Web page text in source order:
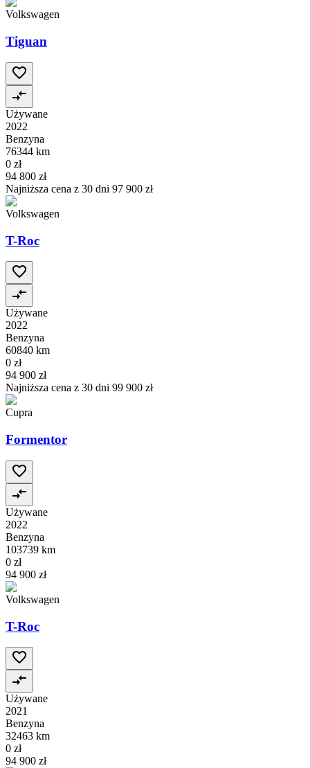
Volkswagen
Tiguan
Używane
2022
Benzyna
76344 km
0 zł
94 800 zł
Najniższa cena z 30 dni 97 900 zł
Volkswagen
T-Roc
Używane
2022
Benzyna
60840 km
0 zł
94 900 zł
Najniższa cena z 30 dni 99 900 zł
Cupra
Formentor
Używane
2022
Benzyna
103739 km
0 zł
94 900 zł
Volkswagen
T-Roc
Używane
2021
Benzyna
32463 km
0 zł
94 900 zł